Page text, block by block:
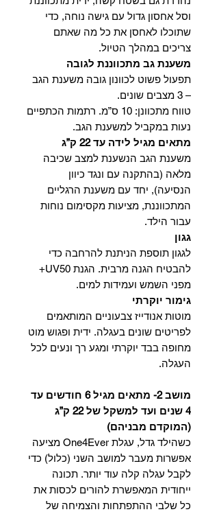
וסל אחסון גדול עם גישה נוחה, כדי
שתוכלו לאחסן את כל מה שאתם
צריכים במהלך הטיול.
משענת גב מתכווננת לגובה
תפעול פשוט לכוונון גובה משענת הגב
– 3 מצבים שונים.
טווח מתכוונן: 10 ס”מ. רתמות הכתפיים
נעות במקביל למשענת הגב.
מתאים מגיל לידה עד 22 ק”ג
משענת הגב הנשענת למצב שכיבה
מלאה (בהתקנה עם ונגד כיוון
הנסיעה), יחד עם משענת הרגליים
המתכווננת, מציעות מקסימום נוחות
עבור הילד.
גגון
לגגון תוספת הניתנת להרחבה כדי
להבטיח הגנה מרבית. הגנת UV50+
מפני השמש ועמידות למים.
גימור יוקרתי
מוטות אנודייז צבעוניים המותאמים
לפריטים שונים בעגלה. ידית ופגוש מוט
מחופה בבד יוקרתי ומגע רך ונעים לכל
העגלה.
מושב 2- מתאים מגיל 6 חודשים עד
4 שנים ועד למשקל של 22 ק”ג
(המוקדם מבניהם)
כשהילד גדל, עגלת One4Ever מציעה
אפשרות מעבר למושב השני (כלול) כדי
לקבל עגלה קלה עוד יותר. תכונה
ייחודית המאפשרת להורים לכסות את
כל שלבי ההתפתחות והצמיחה של